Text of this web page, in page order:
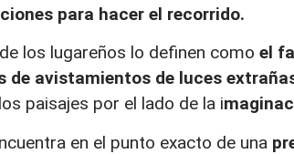
para hacer el recorrido.
los lugareños lo definen como el
de avistamientos de luces
paisajes por el lado de la i
en el punto exacto de una